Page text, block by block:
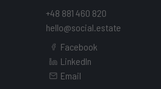
+48 881 460 820
hello@social.estate
Facebook
LinkedIn
Email